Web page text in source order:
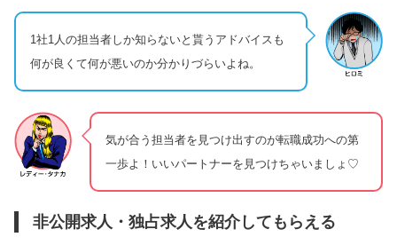
1社1人の担当者しか知らないと貰うアドバイスも
何が良くて何が悪いのか分かりづらいよね。
気が合う担当者を見つけ出すのが転職成功への第
一歩よ！いいパートナーを見つけちゃいましょ♡
非公開求人・独占求人を紹介してもらえる